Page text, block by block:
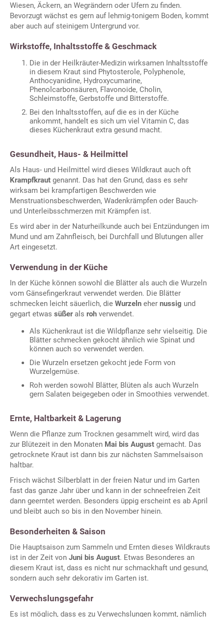
Wiesen, Äckern, an Wegrändern oder Ufern zu finden.
Bevorzugt wächst es gern auf lehmig-tonigem Boden, kommt
aber auch auf steinigem Untergrund vor.
Wirkstoffe, Inhaltsstoffe & Geschmack
Die in der Heilkräuter-Medizin wirksamen Inhaltsstoffe
in diesem Kraut sind Phytosterole, Polyphenole,
Anthocyanidine, Hydroxycumarine,
Phenolcarbonsäuren, Flavonoide, Cholin,
Schleimstoffe, Gerbstoffe und Bitterstoffe.
Bei den Inhaltsstoffen, auf die es in der Küche
ankommt, handelt es sich um viel Vitamin C, das
dieses Küchenkraut extra gesund macht.
Gesundheit, Haus- & Heilmittel
Als Haus- und Heilmittel wird dieses Wildkraut auch oft
Krampfkraut genannt. Das hat den Grund, dass es sehr
wirksam bei krampfartigen Beschwerden wie
Menstruationsbeschwerden, Wadenkrämpfen oder Bauch-
und Unterleibsschmerzen mit Krämpfen ist.
Es wird aber in der Naturheilkunde auch bei Entzündungen im
Mund und am Zahnfleisch, bei Durchfall und Blutungen aller
Art eingesetzt.
Verwendung in der Küche
In der Küche können sowohl die Blätter als auch die Wurzeln
vom Gänsefingerkraut verwendet werden. Die Blätter
schmecken leicht säuerlich, die Wurzeln eher nussig und
gegart etwas süßerals roh verwendet.
Als Küchenkraut ist die Wildpflanze sehr vielseitig. Die
Blätter schmecken gekocht ähnlich wie Spinat und
können auch so verwendet werden.
Die Wurzeln ersetzen gekocht jede Form von
Wurzelgemüse.
Roh werden sowohl Blätter, Blüten als auch Wurzeln
gern Salaten beigegeben oder in Smoothies verwendet.
Ernte, Haltbarkeit & Lagerung
Wenn die Pflanze zum Trocknen gesammelt wird, wird das
zur Blütezeit in den Monaten Mai bis August gemacht. Das
getrocknete Kraut ist dann bis zur nächsten Sammelsaison
haltbar.
Frisch wächst Silberblatt in der freien Natur und im Garten
fast das ganze Jahr über und kann in der schneefreien Zeit
dann geerntet werden. Besonders üppig erscheint es ab April
und bleibt auch so bis in den November hinein.
Besonderheiten & Saison
Die Hauptsaison zum Sammeln und Ernten dieses Wildkrauts
ist in der Zeit von Juni bis August. Etwas Besonderes an
diesem Kraut ist, dass es nicht nur schmackhaft und gesund,
sondern auch sehr dekorativ im Garten ist.
Verwechslungsgefahr
Es ist möglich, dass es zu Verwechslungen kommt, nämlich